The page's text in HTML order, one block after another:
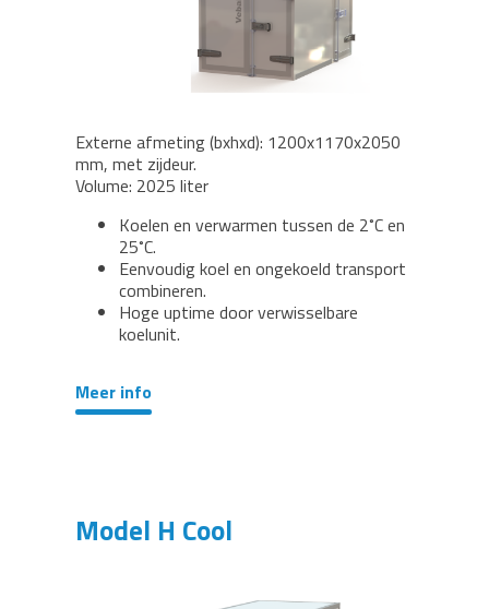
Externe afmeting (bxhxd): 1200x1170x2050
mm, met zijdeur.
Volume: 2025 liter
Koelen en verwarmen tussen de 2˚C en
25˚C.
Eenvoudig koel en ongekoeld transport
combineren.
Hoge uptime door verwisselbare
koelunit.
Meer info
Model H Cool